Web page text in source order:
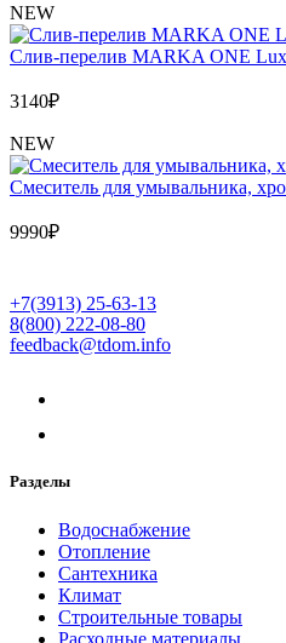
NEW
Слив-перелив MARKA ONE
3140₽
NEW
Cмеситель для умывальника,
9990₽
+7(3913) 25-63-13
8(800) 222-08-80
feedback@tdom.info
Разделы
Водоснабжение
Отопление
Сантехника
Климат
Строительные товары
Расходные материалы